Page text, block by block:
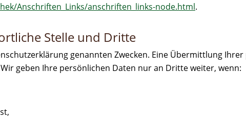
Anschriften_Links/anschriften_links-node.html.
Stelle und Dritte
genannten Zwecken. Eine Übermittlung
geben Ihre persönlichen Daten nur an Dritte weiter, wenn: